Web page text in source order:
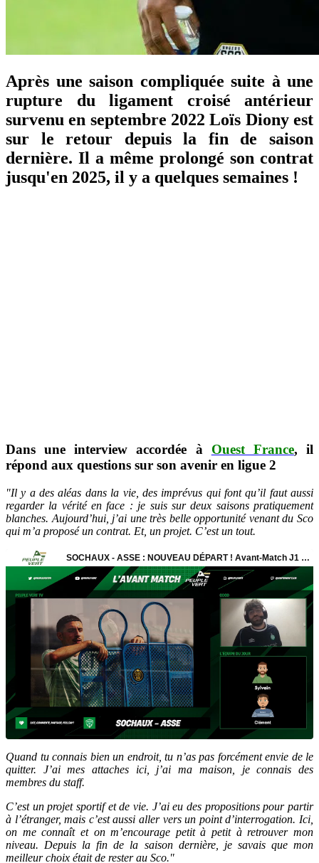
Après une saison compliquée suite à une
rupture du ligament croisé antérieur
survenu en septembre 2022 Loïs Diony est
sur le retour depuis la fin de saison
dernière. Il a même prolongé son contrat
jusqu'en 2025, il y a quelques semaines !
Dans une interview accordée à Ouest France, il
répond aux questions sur son avenir en ligue 2
"Il y a des aléas dans la vie, des imprévus qui font qu’il faut aussi
regarder la vérité en face : je suis sur deux saisons pratiquement
blanches. Aujourd’hui, j’ai une très belle opportunité venant du Sco
qui m’a proposé un contrat. Et, un projet. C’est un tout.
Quand tu connais bien un endroit, tu n’as pas forcément envie de le
quitter. J’ai mes attaches ici, j’ai ma maison, je connais des
membres du staff.
C’est un projet sportif et de vie. J’ai eu des propositions pour partir
à l’étranger, mais c’est aussi aller vers un point d’interrogation. Ici,
on me connaît et on m’encourage petit à petit à retrouver mon
niveau. Depuis la fin de la saison dernière, je savais que mon
meilleur choix était de rester au Sco."